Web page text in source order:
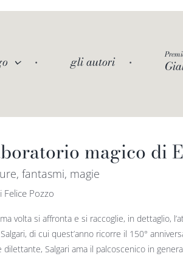
gli autori
magico di
fantasmi, magie
Felice Pozzo
volta si affronta e si raccoglie, in dettaglio,
di cui quest’anno ricorre il 150°
dilettante, Salgari ama il palcoscenico in